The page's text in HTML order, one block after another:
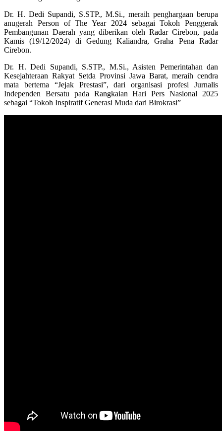
Dr. H. Dedi Supandi, S.STP., M.Si., meraih penghargaan berupa
anugerah Person of The Year 2024 sebagai Tokoh Penggerak
Pembangunan Daerah yang diberikan oleh Radar Cirebon, pada
Kamis (19/12/2024) di Gedung Kaliandra, Graha Pena Radar
Cirebon.
Dr. H. Dedi Supandi, S.STP., M.Si., Asisten Pemerintahan dan
Kesejahteraan Rakyat Setda Provinsi Jawa Barat, meraih cendra
mata bertema “Jejak Prestasi”, dari organisasi profesi Jurnalis
Independen Bersatu pada Rangkaian Hari Pers Nasional 2025
sebagai “Tokoh Inspiratif Generasi Muda dari Birokrasi”